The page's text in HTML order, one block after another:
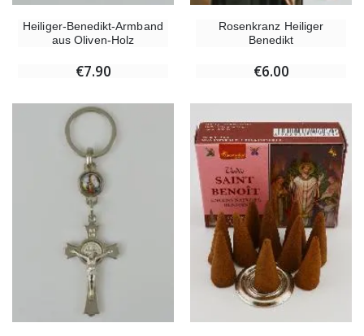
Heiliger-Benedikt-Armband
aus Oliven-Holz
€7.90
Rosenkranz Heiliger
Benedikt
€6.00